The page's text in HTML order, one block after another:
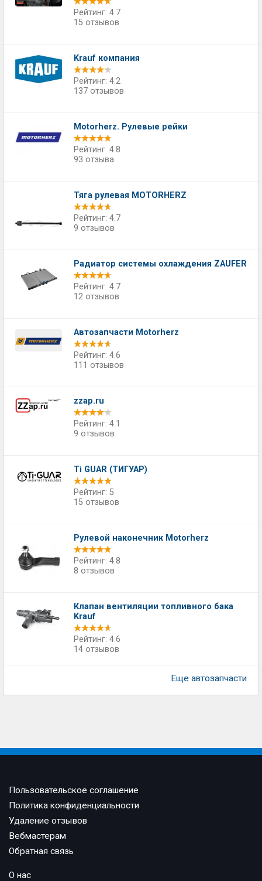
Рейтинг: 4.7
15 отзывов
Krauf компания
Рейтинг: 4.2
137 отзывов
Motorherz. Рулевые рейки
Рейтинг: 4.8
93 отзыва
Тяга рулевая MOTORHERZ
Рейтинг: 4.7
9 отзывов
Радиатор системы охлаждения ZAUFER
Рейтинг: 4.7
12 отзывов
Автозапчасти Motorherz
Рейтинг: 4.6
111 отзывов
zzap.ru
Рейтинг: 4.1
9 отзывов
Ti GUAR (ТИГУАР)
Рейтинг: 5
15 отзывов
Рулевой наконечник Motorherz
Рейтинг: 4.8
8 отзывов
Клапан вентиляции топливного бака
Krauf
Рейтинг: 4.6
14 отзывов
Еще автозапчасти
Пользовательское соглашение
Политика конфиденциальности
Удаление отзывов
Вебмастерам
Обратная связь
О нас